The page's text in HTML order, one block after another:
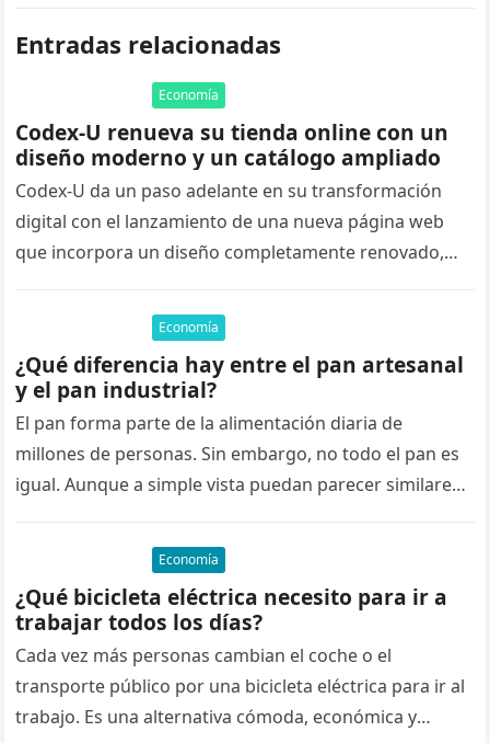
Entradas relacionadas
Economía
Codex-U renueva su tienda online con un
diseño moderno y un catálogo ampliado
Codex-U da un paso adelante en su transformación
digital con el lanzamiento de una nueva página web
que incorpora un diseño completamente renovado,
Economía
¿Qué diferencia hay entre el pan artesanal
y el pan industrial?
El pan forma parte de la alimentación diaria de
millones de personas. Sin embargo, no todo el pan es
igual. Aunque a simple vista puedan parecer similares,
Economía
¿Qué bicicleta eléctrica necesito para ir a
trabajar todos los días?
Cada vez más personas cambian el coche o el
transporte público por una bicicleta eléctrica para ir al
trabajo. Es una alternativa cómoda, económica y